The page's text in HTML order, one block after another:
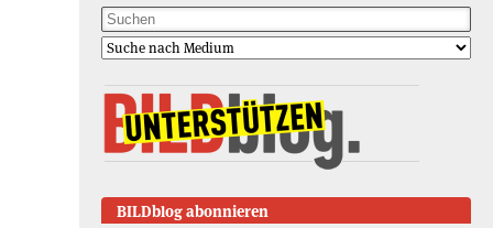
BILDblog abonnieren